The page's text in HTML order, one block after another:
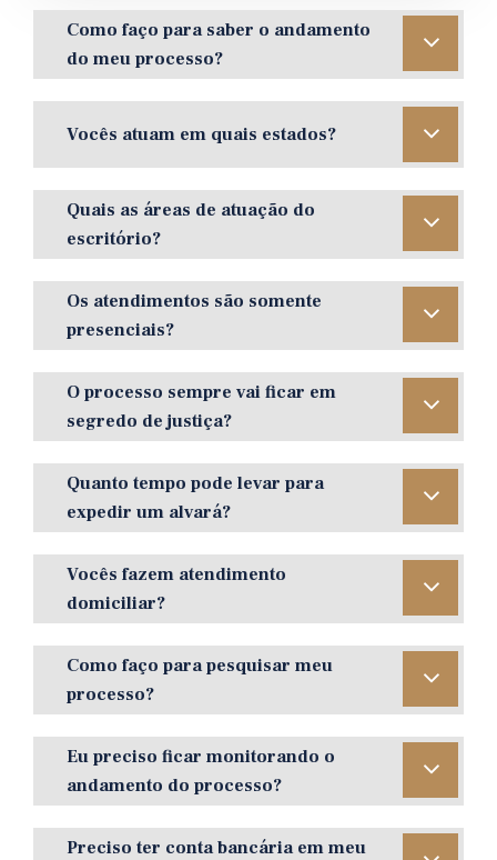
Como faço para saber o andamento
do meu processo?
Vocês atuam em quais estados?
Quais as áreas de atuação do
escritório?
Os atendimentos são somente
presenciais?
O processo sempre vai ficar em
segredo de justiça?
Quanto tempo pode levar para
expedir um alvará?
Vocês fazem atendimento
domiciliar?
Como faço para pesquisar meu
processo?
Eu preciso ficar monitorando o
andamento do processo?
Preciso ter conta bancária em meu